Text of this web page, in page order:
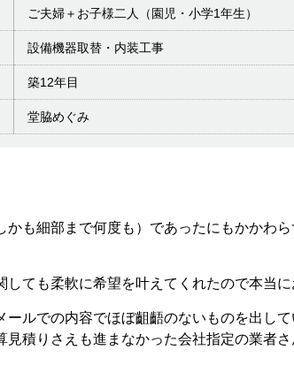
ご夫婦＋お子様二人（園児・小学1年生）
設備機器取替・内装工事
築12年目
堂脇めぐみ
も細部まで何度も）であったにもかかわ
ても柔軟に希望を叶えてくれたので本当に
ルでの内容でほぼ齟齬のないものを出し
積りさえも進まなかった会社指定の業者さ